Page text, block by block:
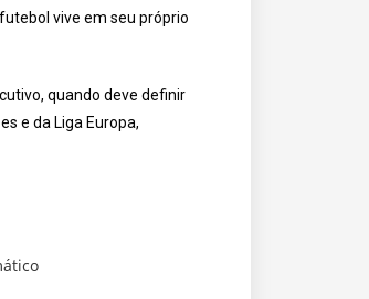
vive em seu próprio
quando deve definir
e da Liga Europa,